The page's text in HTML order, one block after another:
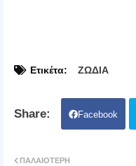
Ετικέτα: ΖΩΔΙΑ
Facebook
ΠΑΛΑΙΌΤΕΡΗ